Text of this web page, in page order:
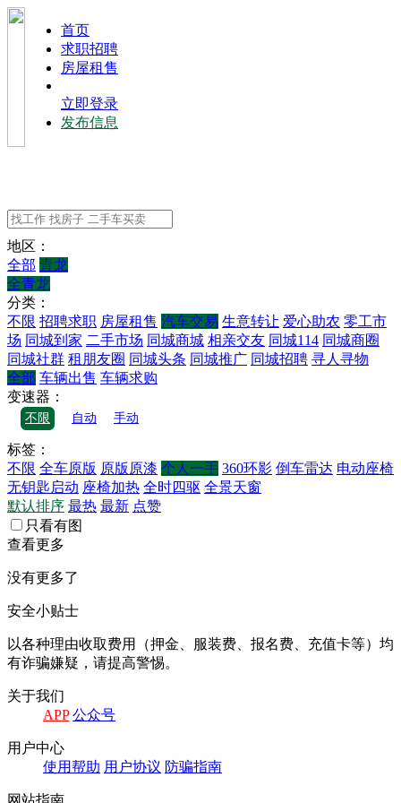
⾸⻚
求职招聘
房屋租售
立即登录
发布信息
地区：
全部 青龙
全青龙
分类：
不限 招聘求职 房屋租售 汽车交易 生意转让 爱心助农 零工市
场 同城到家 二手市场 同城商城 相亲交友 同城114 同城商圈
同城社群 租朋友圈 同城头条 同城推广 同城招聘 寻人寻物
全部 车辆出售 车辆求购
变速器：
不限 自动 手动
标签：
不限 全车原版 原版原漆 个人一手 360环影 倒车雷达 电动座椅
无钥匙启动 座椅加热 全时四驱 全景天窗
默认排序 最热 最新 点赞
只看有图
查看更多
没有更多了
安全小贴士
以各种理由收取费⽤（押⾦、服装费、报名费、充值卡等）均
有诈骗嫌疑，请提⾼警惕。
关于我们
APP 公众号
⽤户中⼼
使⽤帮助 ⽤户协议 防骗指南
⽹站指南